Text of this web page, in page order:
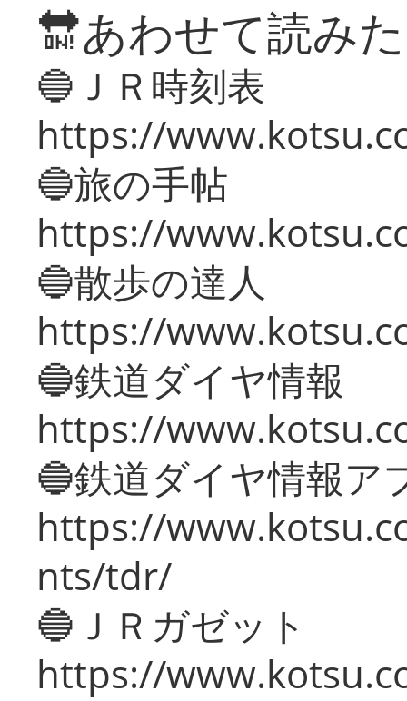
🔛あわせて読み
🔵ＪＲ時刻表
https://
🔵旅の手帖
https://
🔵散歩の達人
https://
🔵鉄道ダイヤ情報
https://
🔵鉄道ダイヤ情報ア
https://
nts/tdr/
🔵ＪＲガゼット
https://